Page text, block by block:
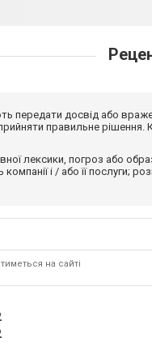
передати досвід або
правильне рішення.
лексики, погроз або
і / або її послуги;
на сайті